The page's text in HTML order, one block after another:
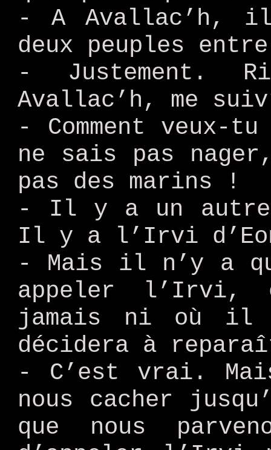
- A Avallac’h,
deux peuples
- Justement.
Avallac’h, me
- Comment veux-
ne sais pas
pas des marins !
- Il y a un autre
Il y a l’Irvi
- Mais il n’y a
appeler l’Irvi,
jamais ni où il
décidera à
- C’est vrai.
nous cacher
que nous